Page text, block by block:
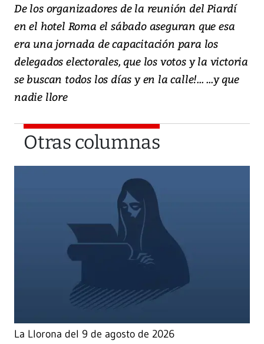
De los organizadores de la reunión del Piardí
en el hotel Roma el sábado aseguran que esa
era una jornada de capacitación para los
delegados electorales, que los votos y la victoria
se buscan todos los días y en la calle!... ...y que
nadie llore
Otras columnas
La Llorona del 9 de agosto de 2026